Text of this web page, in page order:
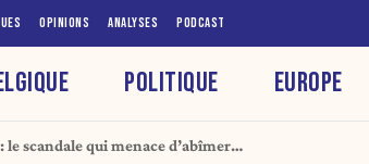
OPINIONS ANALYSES PODCAST
POLITIQUE EUROPE
scandale qui menace d’abîmer